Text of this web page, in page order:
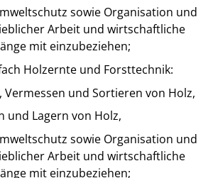
sowie Organisation und
Arbeit und wirtschaftliche
mit einzubeziehen;
Holzernte und Forsttechnik:
Vermessen und Sortieren von Holz,
und Lagern von Holz,
sowie Organisation und
Arbeit und wirtschaftliche
mit einzubeziehen;